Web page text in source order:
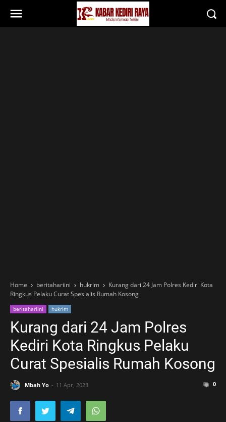
Home beritahariini hukrim
Kurang dari 24 Jam Polres Kediri Kota
Ringkus Pelaku Curat Spesialis Rumah Kosong
beritahariini hukrim
Kurang dari 24 Jam Polres
Kediri Kota Ringkus Pelaku
Curat Spesialis Rumah Kosong
Mbah Yo 11 Apr, 2023 0